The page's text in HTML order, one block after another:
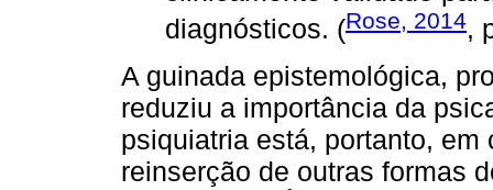
diagnósticos. (Rose, 2014,
A guinada epistemológica,
reduziu a importância da
psiquiatria está, portanto,
reinserção de outras formas